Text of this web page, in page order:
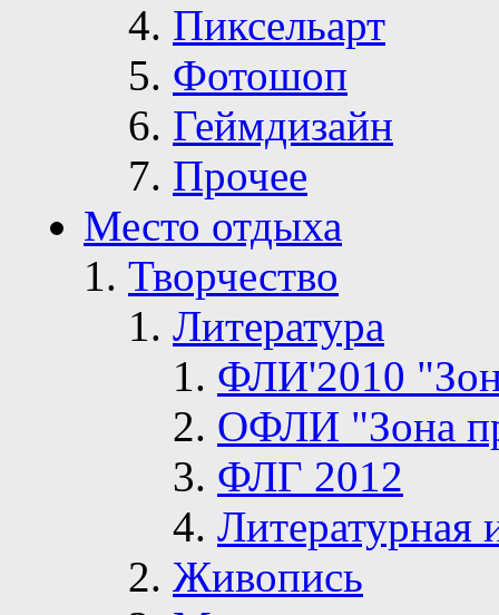
Пиксельарт
Фотошоп
Геймдизайн
Прочее
Место отдыха
Творчество
Литература
ФЛИ'2010
ОФЛИ "Зона
ФЛГ 2012
Живопись